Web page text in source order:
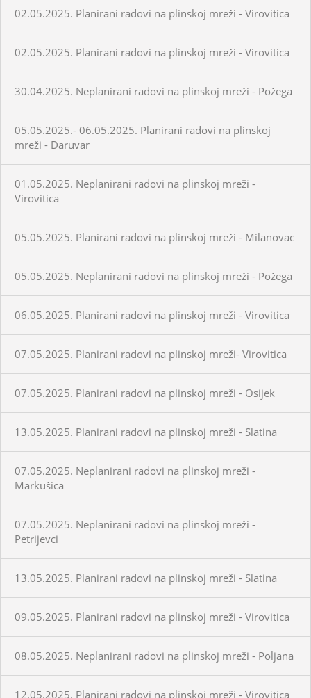
02.05.2025. Planirani radovi na plinskoj mreži - Virovitica
02.05.2025. Planirani radovi na plinskoj mreži - Virovitica
30.04.2025. Neplanirani radovi na plinskoj mreži - Požega
05.05.2025.- 06.05.2025. Planirani radovi na plinskoj
mreži - Daruvar
01.05.2025. Neplanirani radovi na plinskoj mreži -
Virovitica
05.05.2025. Planirani radovi na plinskoj mreži - Milanovac
05.05.2025. Neplanirani radovi na plinskoj mreži - Požega
06.05.2025. Planirani radovi na plinskoj mreži - Virovitica
07.05.2025. Planirani radovi na plinskoj mreži- Virovitica
07.05.2025. Planirani radovi na plinskoj mreži - Osijek
13.05.2025. Planirani radovi na plinskoj mreži - Slatina
07.05.2025. Neplanirani radovi na plinskoj mreži -
Markušica
07.05.2025. Neplanirani radovi na plinskoj mreži -
Petrijevci
13.05.2025. Planirani radovi na plinskoj mreži - Slatina
09.05.2025. Planirani radovi na plinskoj mreži - Virovitica
08.05.2025. Neplanirani radovi na plinskoj mreži - Poljana
12.05.2025. Planirani radovi na plinskoj mreži - Virovitica